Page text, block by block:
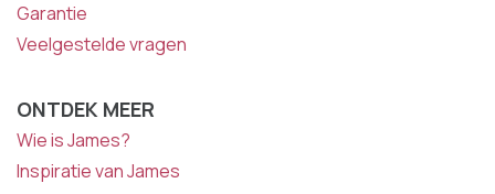
Garantie
Veelgestelde vragen
ONTDEK MEER
Wie is James?
Inspiratie van James